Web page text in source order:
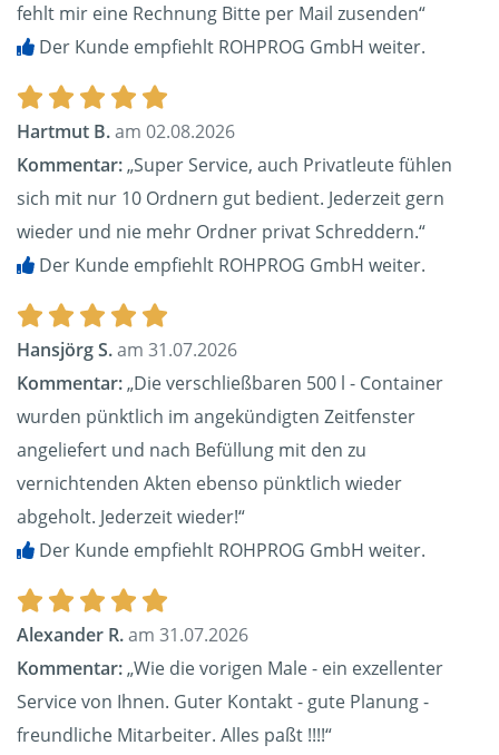
fehlt mir eine Rechnung Bitte per Mail zusenden“
Der Kunde empfiehlt ROHPROG GmbH weiter.
Hartmut B.am 02.08.2026
Kommentar:„Super Service, auch Privatleute fühlen
sich mit nur 10 Ordnern gut bedient. Jederzeit gern
wieder und nie mehr Ordner privat Schreddern.“
Der Kunde empfiehlt ROHPROG GmbH weiter.
Hansjörg S.am 31.07.2026
Kommentar:„Die verschließbaren 500 l - Container
wurden pünktlich im angekündigten Zeitfenster
angeliefert und nach Befüllung mit den zu
vernichtenden Akten ebenso pünktlich wieder
abgeholt. Jederzeit wieder!“
Der Kunde empfiehlt ROHPROG GmbH weiter.
Alexander R.am 31.07.2026
Kommentar:„Wie die vorigen Male - ein exzellenter
Service von Ihnen. Guter Kontakt - gute Planung -
freundliche Mitarbeiter. Alles paßt !!!!“